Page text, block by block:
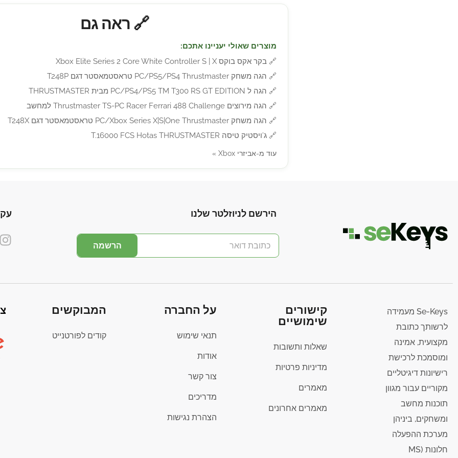
🔗 ראה גם
מוצרים שאולי יעניינו אתכם:
🔗 בקר אקס בוקס Xbox Elite Series 2 Core White Controller S | X
🔗 הגה משחק PC/PS5/PS4 Thrustmaster טראסטמאסטר דגם T248P
🔗 הגה ל PC/PS4/PS5 TM T300 RS GT EDITION מבית THRUSTMASTER
🔗 הגה מירוצים Thrustmaster TS-PC Racer Ferrari 488 Challenge למחשב
🔗 הגה משחק PC/Xbox Series X|S|One Thrustmaster טראסטמאסטר דגם T248X
🔗 ג’ויסטיק טיסה T.16000 FCS Hotas THRUSTMASTER
עוד מ-אביזרי Xbox »
הירשם לניוזלטר שלנו
הרשמה
Se-Keys מעמידה
לרשותך כתובת
מקצועית, אמינה
ומוסמכת לרכישת
רישיונות דיגיטליים
מקוריים עבור מגוון
תוכנות מחשב
ומשחקים, ביניהן
מערכת ההפעלה
חלונות (MS
קישורים
שימושיים
שאלות ותשובות
מדיניות פרטיות
מאמרים
מאמרים אחרונים
על החברה
תנאי שימוש
אודות
צור קשר
מדריכים
הצהרת נגישות
המבוקשים
קודים לפורטנייט